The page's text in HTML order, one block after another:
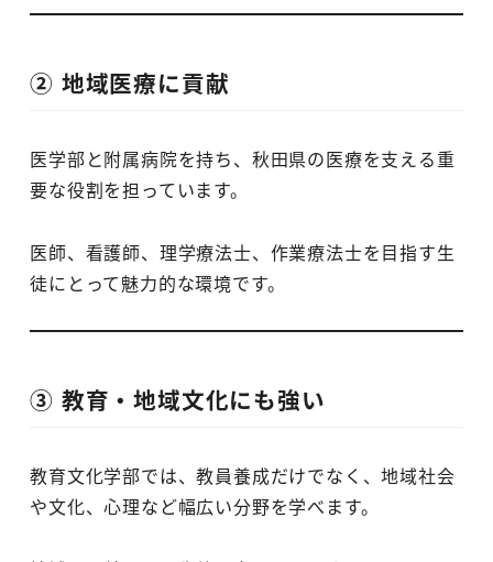
② 地域医療に貢献
医学部と附属病院を持ち、秋田県の医療を支える重
要な役割を担っています。
医師、看護師、理学療法士、作業療法士を目指す生
徒にとって魅力的な環境です。
③ 教育・地域文化にも強い
教育文化学部では、教員養成だけでなく、地域社会
や文化、心理など幅広い分野を学べます。